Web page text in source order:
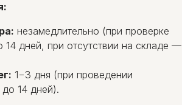
незамедлительно (при проверке
14 дней, при отсутствии на складе —
1−3 дня (при проведении
14 дней).